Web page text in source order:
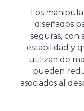
Los
diseñados
seguras, con
estabilidad y
utilizan de
pueden
asociados al